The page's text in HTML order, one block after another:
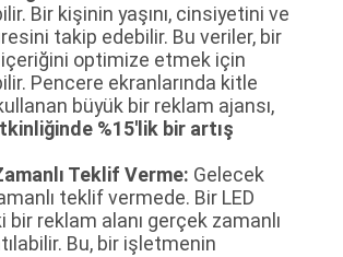
Bir kişinin yaşını, cinsiyetini ve
takip edebilir. Bu veriler, bir
içeriğini optimize etmek için
Pencere ekranlarında kitle
büyük bir reklam ajansı,
%15'lik bir artış
Teklif Verme: Gelecek
teklif vermede. Bir LED
bir reklam alanı gerçek zamanlı
Bu, bir işletmenin